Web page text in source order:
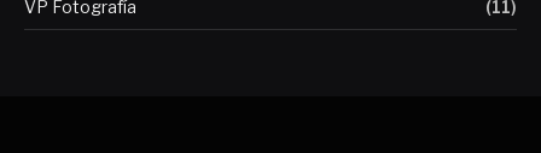
VP Fotografía (11)